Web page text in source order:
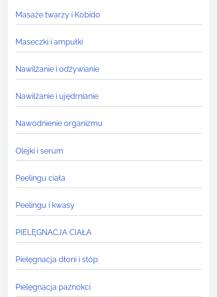
Masaże twarzy i Kobido
Maseczki i ampułki
Nawilżanie i odżywianie
Nawilżanie i ujędrnianie
Nawodnienie organizmu
Olejki i serum
Peelingu ciała
Peelingu i kwasy
PIELĘGNACJA CIAŁA
Pielęgnacja dłoni i stóp
Pielęgnacja paznokci